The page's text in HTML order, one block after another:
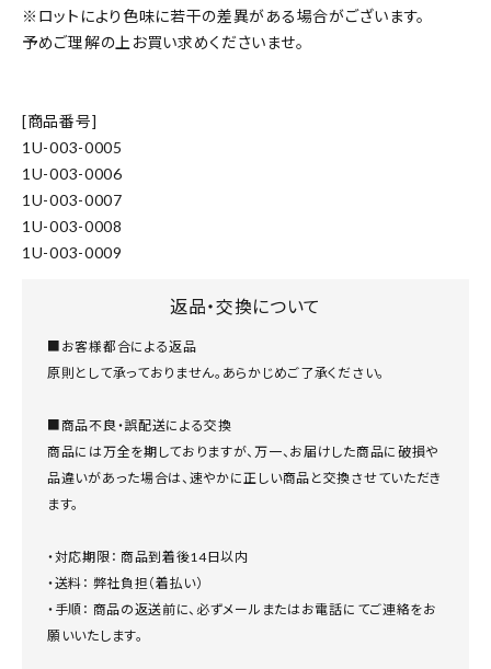
※ロットにより色味に若干の差異がある場合がございます。
予めご理解の上お買い求めくださいませ。
[商品番号]
1U-003-0005
1U-003-0006
1U-003-0007
1U-003-0008
1U-003-0009
返品・交換について
■お客様都合による返品
原則として承っておりません。あらかじめご了承ください。
■商品不良・誤配送による交換
商品には万全を期しておりますが、万一、お届けした商品に破損や
品違いがあった場合は、速やかに正しい商品と交換させていただき
ます。
・対応期限： 商品到着後14日以内
・送料： 弊社負担（着払い）
・手順： 商品の返送前に、必ずメールまたはお電話にてご連絡をお
願いいたします。